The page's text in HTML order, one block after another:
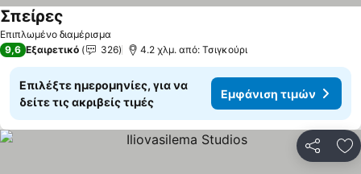
Επιπλωμένο διαμέρισμα
Σπείρες
9,6 Εξαιρετικό 326 4.2 χλμ. από: Τσιγκούρι
Επιλέξτε ημερομηνίες, για να
δείτε τις ακριβείς τιμές
Εμφάνιση τιμών